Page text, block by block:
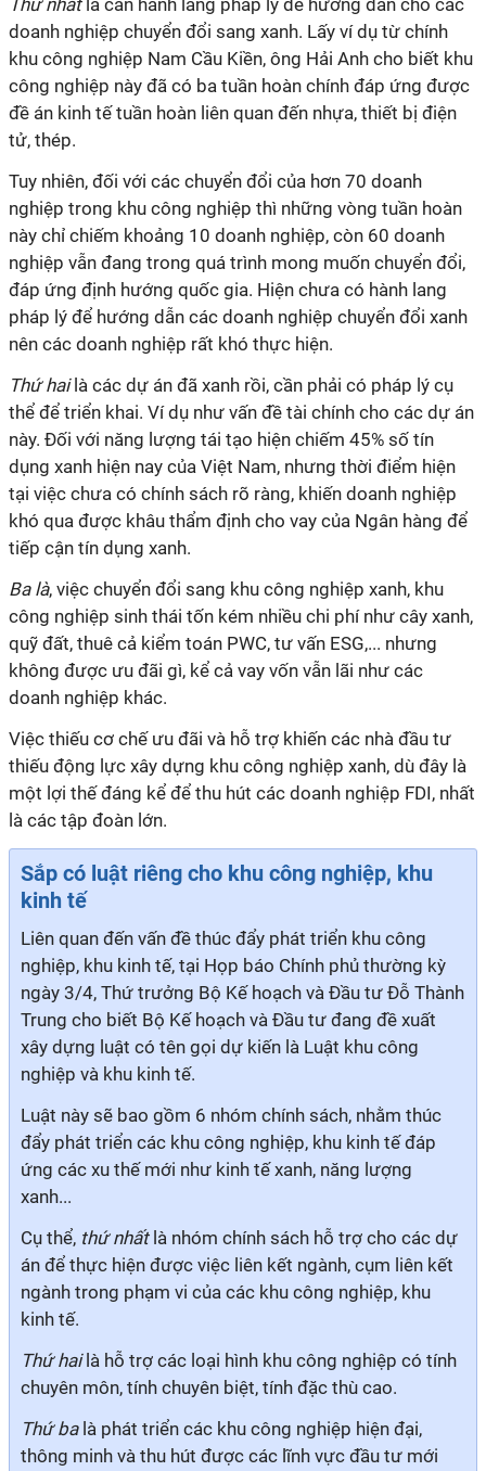
Thứ nhất là cần hành lang pháp lý để hướng dẫn cho các
doanh nghiệp chuyển đổi sang xanh. Lấy ví dụ từ chính
khu công nghiệp Nam Cầu Kiền, ông Hải Anh cho biết khu
công nghiệp này đã có ba tuần hoàn chính đáp ứng được
đề án kinh tế tuần hoàn liên quan đến nhựa, thiết bị điện
tử, thép.
Tuy nhiên, đối với các chuyển đổi của hơn 70 doanh
nghiệp trong khu công nghiệp thì những vòng tuần hoàn
này chỉ chiếm khoảng 10 doanh nghiệp, còn 60 doanh
nghiệp vẫn đang trong quá trình mong muốn chuyển đổi,
đáp ứng định hướng quốc gia. Hiện chưa có hành lang
pháp lý để hướng dẫn các doanh nghiệp chuyển đổi xanh
nên các doanh nghiệp rất khó thực hiện.
Thứ hailà các dự án đã xanh rồi, cần phải có pháp lý cụ
thể để triển khai. Ví dụ như vấn đề tài chính cho các dự án
này. Đối với năng lượng tái tạo hiện chiếm 45% số tín
dụng xanh hiện nay của Việt Nam, nhưng thời điểm hiện
tại việc chưa có chính sách rõ ràng, khiến doanh nghiệp
khó qua được khâu thẩm định cho vay của Ngân hàng để
tiếp cận tín dụng xanh.
Ba là, việc chuyển đổi sang khu công nghiệp xanh, khu
công nghiệp sinh thái tốn kém nhiều chi phí như cây xanh,
quỹ đất, thuê cả kiểm toán PWC, tư vấn ESG,... nhưng
không được ưu đãi gì, kể cả vay vốn vẫn lãi như các
doanh nghiệp khác.
Việc thiếu cơ chế ưu đãi và hỗ trợ khiến các nhà đầu tư
thiếu động lực xây dựng khu công nghiệp xanh, dù đây là
một lợi thế đáng kể để thu hút các doanh nghiệp FDI, nhất
là các tập đoàn lớn.
Sắp có luật riêng cho khu công nghiệp, khu
kinh tế
Liên quan đến vấn đề thúc đẩy phát triển khu công
nghiệp, khu kinh tế, tại Họp báo Chính phủ thường kỳ
ngày 3/4, Thứ trưởng Bộ Kế hoạch và Đầu tư Đỗ Thành
Trung cho biết Bộ Kế hoạch và Đầu tư đang đề xuất
xây dựng luật có tên gọi dự kiến là Luật khu công
nghiệp và khu kinh tế.
Luật này sẽ bao gồm 6 nhóm chính sách, nhằm thúc
đẩy phát triển các khu công nghiệp, khu kinh tế đáp
ứng các xu thế mới như kinh tế xanh, năng lượng
xanh...
Cụ thể, thứ nhấtlà nhóm chính sách hỗ trợ cho các dự
án để thực hiện được việc liên kết ngành, cụm liên kết
ngành trong phạm vi của các khu công nghiệp, khu
kinh tế.
Thứ hai là hỗ trợ các loại hình khu công nghiệp có tính
chuyên môn, tính chuyên biệt, tính đặc thù cao.
Thứ balà phát triển các khu công nghiệp hiện đại,
thông minh và thu hút được các lĩnh vực đầu tư mới